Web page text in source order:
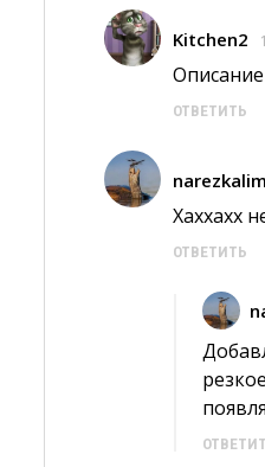
Kitchen2
ОТВЕТИТЬ
Хаххахх
ОТВЕТИТЬ